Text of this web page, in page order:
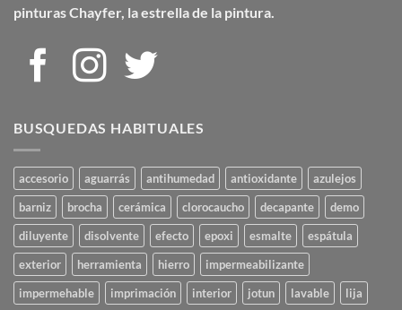
pinturas Chayfer, la estrella de la pintura.
BUSQUEDAS HABITUALES
accesorio aguarrás antihumedad antioxidante
azulejos
barniz
brocha cerámica clorocaucho decapante
demo
diluyente
disolvente efecto epoxi esmalte
espátula
exterior
herramienta hierro
impermeabilizante
impermehable
imprimación interior jotun lavable lija